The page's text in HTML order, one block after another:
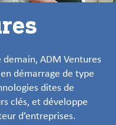
ADM Ventures
démarrage de type
dites de
clés, et développe
d’entreprises.